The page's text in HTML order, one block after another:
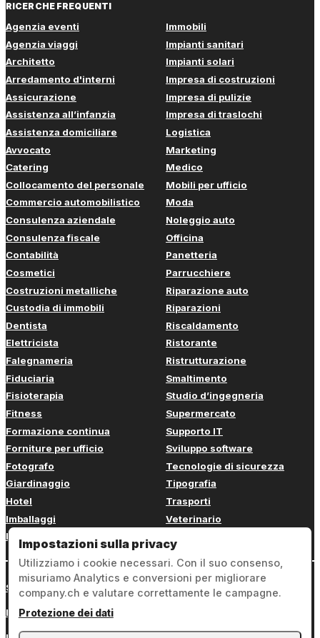
RICERCHE FREQUENTI
Agenzia eventi
Agenzia viaggi
Architetto
Arredamento d'interni
Assicurazione
Assistenza all’infanzia
Assistenza domiciliare
Avvocato
Catering
Collocamento del personale
Commercio automobilistico
Consulenza aziendale
Consulenza fiscale
Contabilità
Cosmetici
Costruzioni metalliche
Custodia di immobili
Dentista
Elettricista
Falegnameria
Fiduciaria
Fisioterapia
Fitness
Formazione continua
Forniture per ufficio
Fotografo
Giardinaggio
Hotel
Imballaggi
Imbianchino
Immobili
Impianti sanitari
Impianti solari
Impresa di costruzioni
Impresa di pulizie
Impresa di traslochi
Logistica
Marketing
Medico
Mobili per ufficio
Moda
Noleggio auto
Officina
Panetteria
Parrucchiere
Riparazione auto
Riparazioni
Riscaldamento
Ristorante
Ristrutturazione
Smaltimento
Studio d’ingegneria
Supermercato
Supporto IT
Sviluppo software
Tecnologie di sicurezza
Tipografia
Trasporti
Veterinario
Sign in
Note legali
Impostazioni sulla privacy
Utilizziamo i cookie necessari. Con il suo consenso,
misuriamo Analytics e conversioni per migliorare
company.ch e valutare correttamente le campagne.
Protezione dei dati